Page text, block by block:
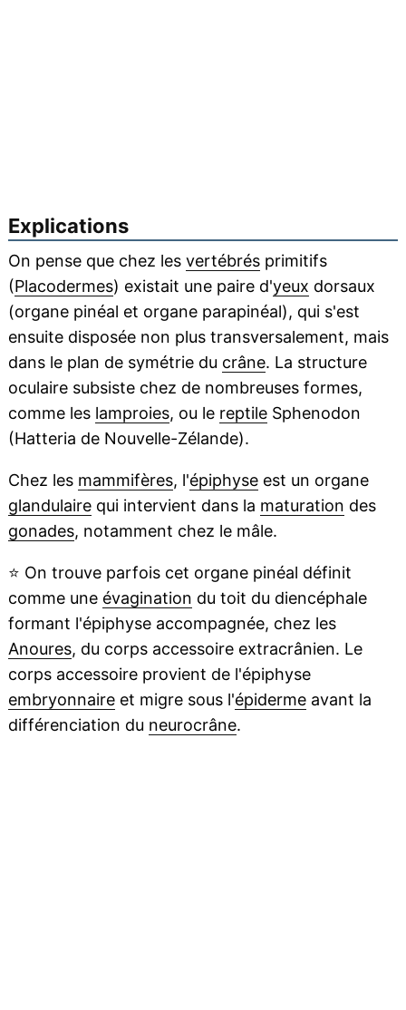
Explications
On pense que chez les vertébrésprimitifs
(Placodermes) existait une paire d'yeux dorsaux
(organe pinéal et organe parapinéal), qui s'est
ensuite disposée non plus transversalement, mais
dans le plan de symétrie du crâne. La structure
oculaire subsiste chez de nombreuses formes,
comme les lamproies, ou le reptileSphenodon
(Hatteria de Nouvelle-Zélande).
Chez les mammifères, l'épiphyseest un organe
glandulairequi intervient dans la maturation des
gonades, notamment chez le mâle.
⭐ On trouve parfois cet organe pinéal définit
comme une évagination du toit du diencéphale
formant l'épiphyse accompagnée, chez les
Anoures, du corps accessoire extracrânien. Le
corps accessoire provient de l'épiphyse
embryonnaireet migre sous l'épidermeavant la
différenciation du neurocrâne.